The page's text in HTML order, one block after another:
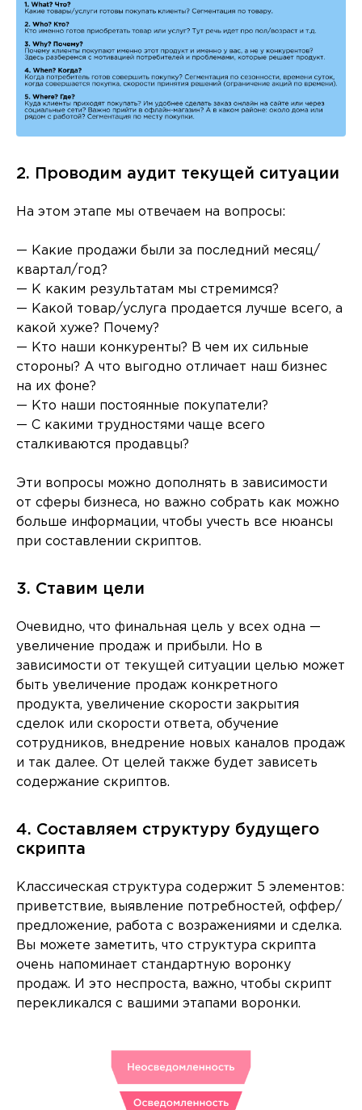
2. Проводим аудит текущей ситуации
На этом этапе мы отвечаем на вопросы:
— Какие продажи были за последний месяц/
квартал/год?
— К каким результатам мы стремимся?
— Какой товар/услуга продается лучше всего, а
какой хуже? Почему?
— Кто наши конкуренты? В чем их сильные
стороны? А что выгодно отличает наш бизнес
на их фоне?
— Кто наши постоянные покупатели?
— С какими трудностями чаще всего
сталкиваются продавцы?
Эти вопросы можно дополнять в зависимости
от сферы бизнеса, но важно собрать как можно
больше информации, чтобы учесть все нюансы
при составлении скриптов.
3. Ставим цели
Очевидно, что финальная цель у всех одна —
увеличение продаж и прибыли. Но в
зависимости от текущей ситуации целью может
быть увеличение продаж конкретного
продукта, увеличение скорости закрытия
сделок или скорости ответа, обучение
сотрудников, внедрение новых каналов продаж
и так далее. От целей также будет зависеть
содержание скриптов.
4. Составляем структуру будущего
скрипта
Классическая структура содержит 5 элементов:
приветствие, выявление потребностей, оффер/
предложение, работа с возражениями и сделка.
Вы можете заметить, что структура скрипта
очень напоминает стандартную воронку
продаж. И это неспроста, важно, чтобы скрипт
перекликался с вашими этапами воронки.